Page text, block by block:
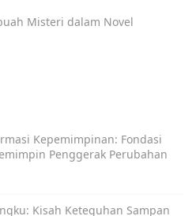
Misteri dalam Novel
Kepemimpinan: Fondasi
Penggerak Perubahan
Kisah Keteguhan Sampan